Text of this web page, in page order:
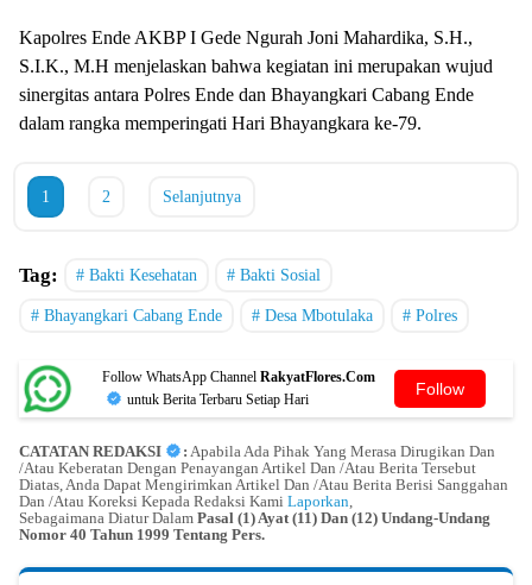
Kapolres Ende AKBP I Gede Ngurah Joni Mahardika, S.H.,
S.I.K., M.H menjelaskan bahwa kegiatan ini merupakan wujud
sinergitas antara Polres Ende dan Bhayangkari Cabang Ende
dalam rangka memperingati Hari Bhayangkara ke-79.
1 2 Selanjutnya
Tag: Bakti Kesehatan Bakti Sosial
Bhayangkari Cabang Ende Desa Mbotulaka Polres
Follow WhatsApp Channel RakyatFlores.Com
untuk Berita Terbaru Setiap Hari
Follow
CATATAN REDAKSI : Apabila Ada Pihak Yang Merasa Dirugikan Dan
/Atau Keberatan Dengan Penayangan Artikel Dan /Atau Berita Tersebut
Diatas, Anda Dapat Mengirimkan Artikel Dan /Atau Berita Berisi Sanggahan
Dan /Atau Koreksi Kepada Redaksi Kami Laporkan
Sebagaimana Diatur Dalam Pasal (1) Ayat (11) Dan (12) Undang-Undang
Nomor 40 Tahun 1999 Tentang Pers.